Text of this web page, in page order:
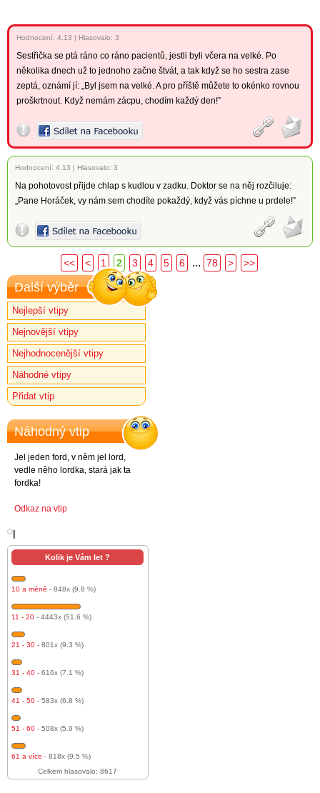
Hodnocení: 4.13 | Hlasovalo: 3
Sestřička se ptá ráno co ráno pacientů, jestli byli včera na velké. Po
několika dnech už to jednoho začne štvát, a tak když se ho sestra zase
zeptá, oznámí jí: „Byl jsem na velké. A pro příště můžete to okénko rovnou
proškrtnout. Když nemám zácpu, chodím každý den!”
Hodnocení: 4.13 | Hlasovalo: 3
Na pohotovost přijde chlap s kudlou v zadku. Doktor se na něj rozčiluje:
„Pane Horáček, vy nám sem chodíte pokaždý, když vás píchne u prdele!”
<< < 1 2 3 4 5 6 ... 78 > >>
Další výběr
Nejlepší vtipy
Nejnovější vtipy
Nejhodnocenější vtipy
Náhodné vtipy
Přidat vtip
Náhodný vtip
Jel jeden ford, v něm jel lord,
vedle něho lordka, stará jak ta
fordka!
Odkaz na vtip
Kolik je Vám let ?
10 a méně - 848x (9.8 %)
11 - 20 - 4443x (51.6 %)
21 - 30 - 801x (9.3 %)
31 - 40 - 616x (7.1 %)
41 - 50 - 583x (6.8 %)
51 - 60 - 508x (5.9 %)
61 a více - 818x (9.5 %)
Celkem hlasovalo: 8617